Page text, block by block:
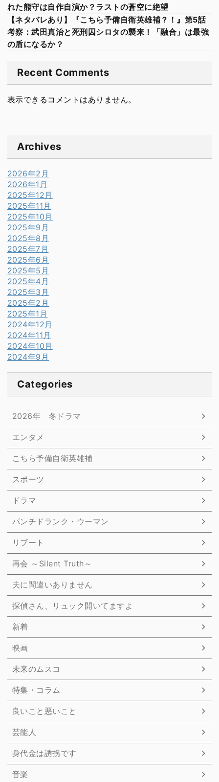
れた熊守は自作自演か？ラストの蒼空に絶望
【ネタバレあり】『こちら予備自衛英雄補？！』第5話
考察：武田真治と死刑囚シロタの襲来！「融合」は最強
の盾になるか？
Recent Comments
表示できるコメントはありません。
Archives
2026年2月
2026年1月
2025年12月
2025年11月
2025年10月
2025年9月
2025年8月
2025年7月
2025年6月
2025年5月
2025年4月
2025年3月
2025年2月
2025年1月
2024年12月
2024年11月
2024年10月
2024年9月
Categories
2026年 冬ドラマ
エンタメ
こちら予備自衛英雄補
スポーツ
ドラマ
パンチドランク・ウーマン
リブート
再会 ～Silent Truth～
夫に間違いありません
探偵さん、リュック開いてますよ
新着
映画
未来のムスコ
特集・コラム
良いこと悪いこと
芸能人
身代金は誘拐です
音楽